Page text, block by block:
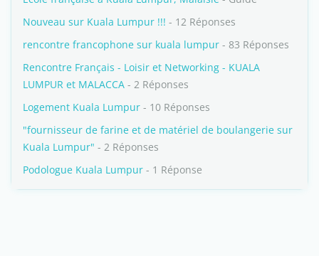
Nouveau sur Kuala Lumpur !!! - 12 Réponses
rencontre francophone sur kuala lumpur - 83 Réponses
Rencontre Français - Loisir et Networking - KUALA
LUMPUR et MALACCA - 2 Réponses
Logement Kuala Lumpur - 10 Réponses
"fournisseur de farine et de matériel de boulangerie sur
Kuala Lumpur" - 2 Réponses
Podologue Kuala Lumpur - 1 Réponse